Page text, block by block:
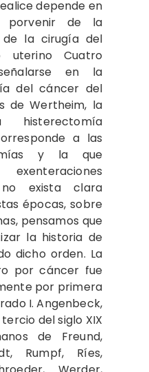
depende en
porvenir de la
de la cirugía del
uterino Cuatro
en la
del cáncer del
de Wertheim, la
a las
y la que
no exista clara
épocas, sobre
pensamos que
la historia de
dicho orden. La
por cáncer fue
por primera
I. Angenbeck,
del siglo XIX
de Freund,
Rumpf, Ríes,